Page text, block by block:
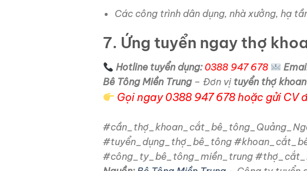
Các công trình dân dụng, nhà xưởng, hạ
7. Ứng tuyển ngay thợ
Hotline tuyển dụng: 0388 947 678
Bê Tông Miền Trung– Đơn vị tuyển thợ
Gọi ngay 0388 947 678 hoặc gửi CV
#tuyển_dụng_thợ_bê_tông
#công_ty_bê_tông_miền_trung